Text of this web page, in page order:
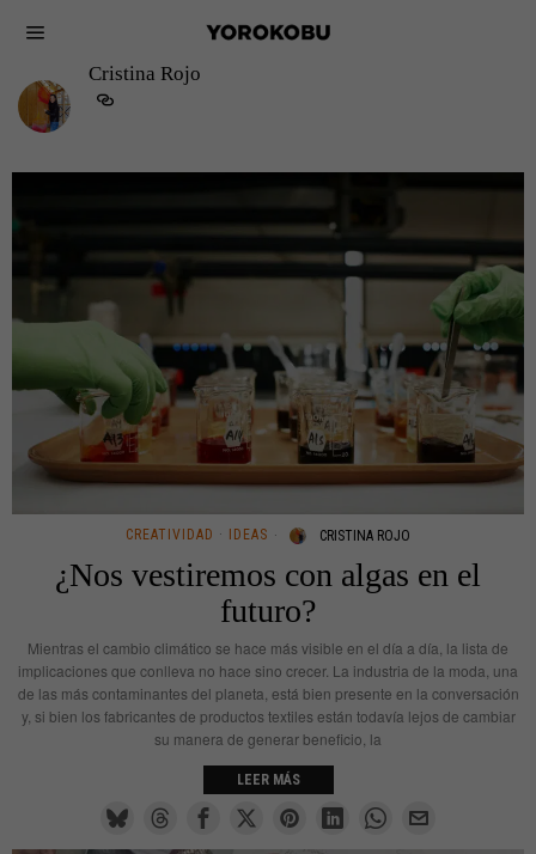
Cristina Rojo
CREATIVIDAD · IDEAS CRISTINA ROJO
¿Nos vestiremos con algas en el
futuro?
Mientras el cambio climático se hace más visible en el día a día, la lista de
implicaciones que conlleva no hace sino crecer. La industria de la moda, una
de las más contaminantes del planeta, está bien presente en la conversación
y, si bien los fabricantes de productos textiles están todavía lejos de cambiar
su manera de generar beneficio, la
LEER MÁS